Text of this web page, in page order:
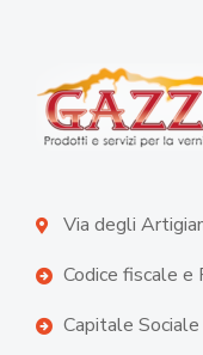
Via degli
Codice fiscale
Capitale